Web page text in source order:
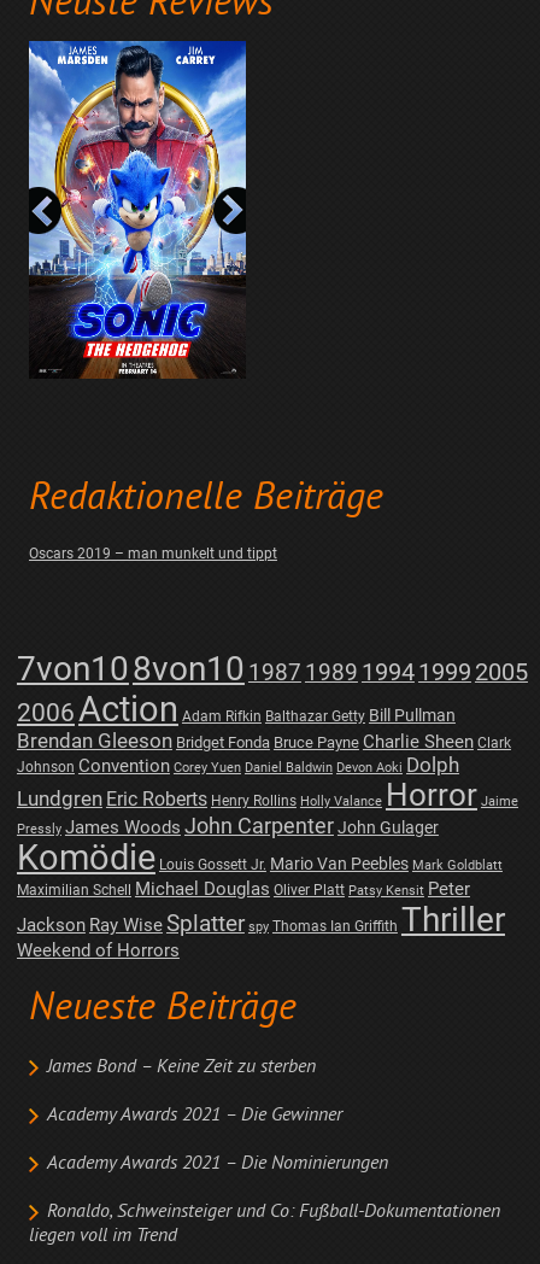
Redaktionelle Beiträge
Oscars 2019 – man munkelt und tippt
7von108von10 1987 1989 19941999 2005
2006Action Adam Rifkin Balthazar Getty Bill Pullman
Brendan Gleeson Bridget Fonda Bruce Payne Charlie Sheen Clark
Johnson Convention Corey Yuen Daniel Baldwin Devon Aoki Dolph
Lundgren Eric Roberts Henry Rollins Holly Valance Horror Jaime
Pressly James Woods John CarpenterJohn Gulager
Komödie Louis Gossett Jr. Mario Van Peebles Mark Goldblatt
Maximilian Schell Michael Douglas Oliver Platt Patsy Kensit Peter
Jackson Ray WiseSplatter spy Thomas Ian Griffith Thriller
Weekend of Horrors
Neueste Beiträge
James Bond – Keine Zeit zu sterben
Academy Awards 2021 – Die Gewinner
Academy Awards 2021 – Die Nominierungen
Ronaldo, Schweinsteiger und Co: Fußball-Dokumentationen
liegen voll im Trend